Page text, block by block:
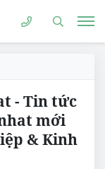
- Tin tức
mới
& Kinh